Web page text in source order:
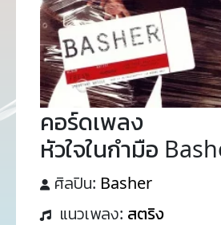
คอร์ดเพลง
หัวใจในกำมือ
ศิลปิน: Basher
แนวเพลง: สตริง